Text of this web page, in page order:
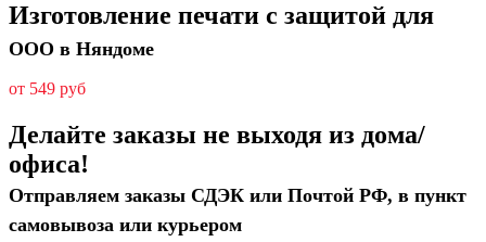
Изготовление печати с защитой для
ООО в Няндоме
от 549 руб
Делайте заказы не выходя из дома/
офиса!
Отправляем заказы СДЭК или Почтой РФ, в пункт
самовывоза или курьером